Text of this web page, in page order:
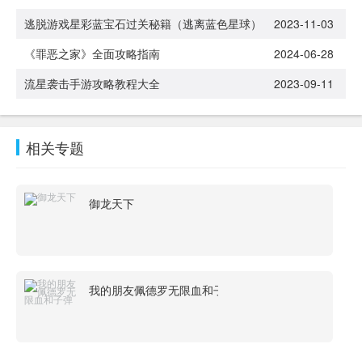
逃脱游戏星彩蓝宝石过关秘籍（逃离蓝色星球）
2023-11-03
《罪恶之家》全面攻略指南
2024-06-28
流星袭击手游攻略教程大全
2023-09-11
相关专题
御龙天下
我的朋友佩德罗无限血和子弹